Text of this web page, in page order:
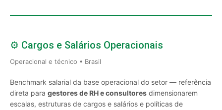
⚙️ Cargos e Salários Operacionais
Operacional e técnico • Brasil
Benchmark salarial da base operacional do setor — referência
direta para gestores de RH e consultores dimensionarem
escalas, estruturas de cargos e salários e políticas de